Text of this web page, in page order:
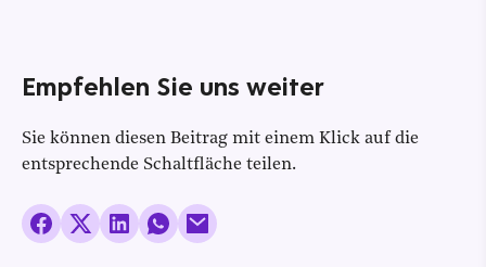
Empfehlen Sie uns weiter
Sie können diesen Beitrag mit einem Klick auf die
entsprechende Schaltfläche teilen.